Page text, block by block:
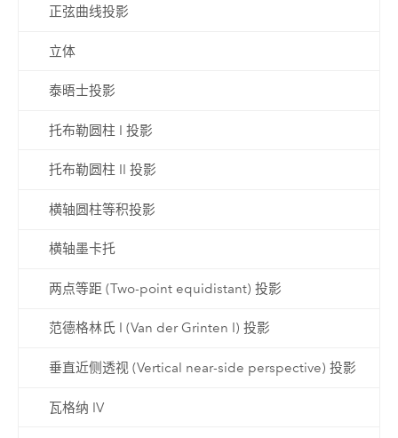
正弦曲线投影
立体
泰晤士投影
托布勒圆柱 I 投影
托布勒圆柱 II 投影
横轴圆柱等积投影
横轴墨卡托
两点等距 (Two-point equidistant) 投影
范德格林氏 I (Van der Grinten I) 投影
垂直近侧透视 (Vertical near-side perspective) 投影
瓦格纳 IV